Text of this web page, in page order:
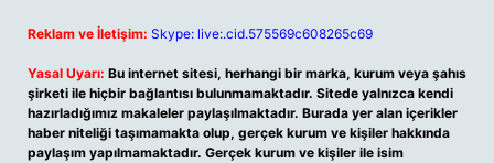
Reklam ve İletişim: Skype: live:.cid.575569c608265c69
Yasal Uyarı: Bu internet sitesi, herhangi bir marka, kurum veya şahıs
şirketi ile hiçbir bağlantısı bulunmamaktadır. Sitede yalnızca kendi
hazırladığımız makaleler paylaşılmaktadır. Burada yer alan içerikler
haber niteliği taşımamakta olup, gerçek kurum ve kişiler hakkında
paylaşım yapılmamaktadır. Gerçek kurum ve kişiler ile isim